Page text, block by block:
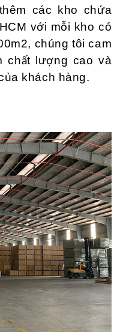
các kho chứa
với mỗi kho có
chúng tôi cam
chất lượng cao và
khách hàng.